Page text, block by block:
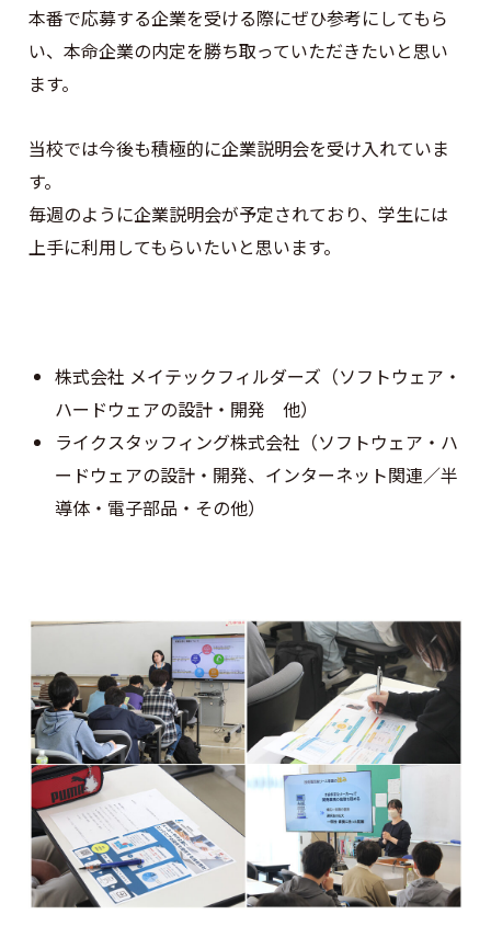
本番で応募する企業を受ける際にぜひ参考にしてもら
い、本命企業の内定を勝ち取っていただきたいと思い
ます。
当校では今後も積極的に企業説明会を受け入れていま
す。
毎週のように企業説明会が予定されており、学生には
上手に利用してもらいたいと思います。
株式会社 メイテックフィルダーズ（ソフトウェア・
ハードウェアの設計・開発 他）
ライクスタッフィング株式会社（ソフトウェア・ハ
ードウェアの設計・開発、インターネット関連／半
導体・電子部品・その他）